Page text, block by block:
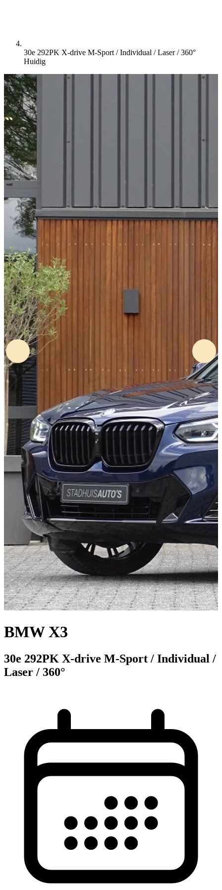
30e 292PK X-drive M-Sport / Individual / Laser / 360°
Huidig
BMW X3
30e 292PK X-drive M-Sport / Individual /
Laser / 360°